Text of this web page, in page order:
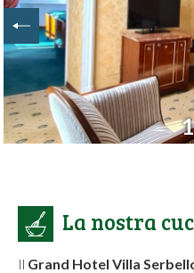
1
La nostra
Il Grand Hotel Villa